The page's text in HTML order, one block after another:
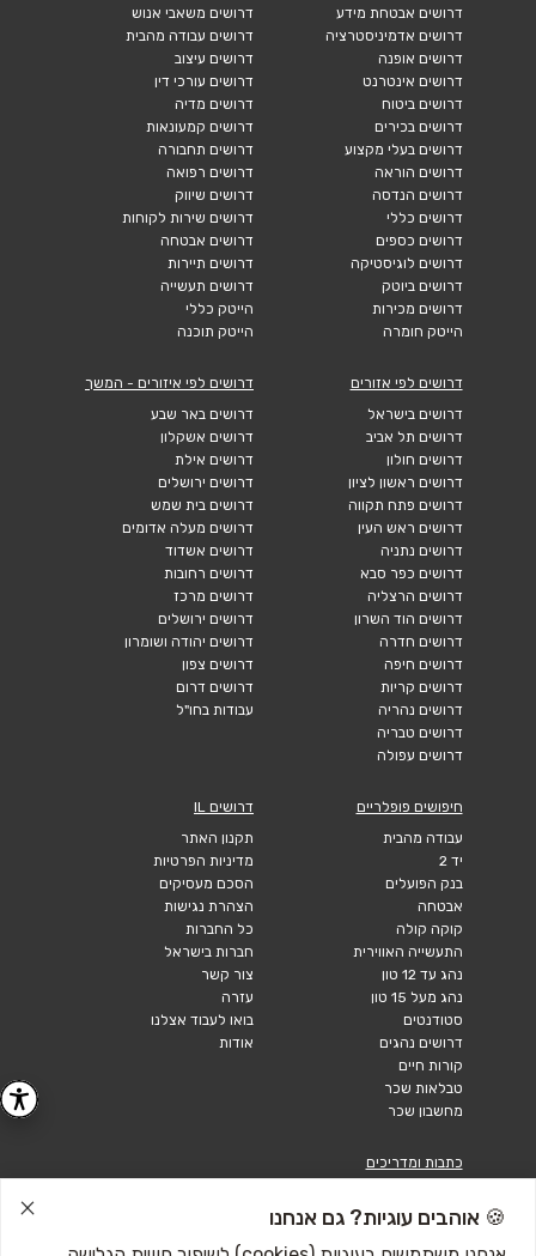
דרושים אבטחת מידע
דרושים אדמיניסטרציה
דרושים אופנה
דרושים אינטרנט
דרושים ביטוח
דרושים בכירים
דרושים בעלי מקצוע
דרושים הוראה
דרושים הנדסה
דרושים כללי
דרושים כספים
דרושים לוגיסטיקה
דרושים ביוטק
דרושים מכירות
הייטק חומרה
דרושים משאבי אנוש
דרושים עבודה מהבית
דרושים עיצוב
דרושים עורכי דין
דרושים מדיה
דרושים קמעונאות
דרושים תחבורה
דרושים רפואה
דרושים שיווק
דרושים שירות לקוחות
דרושים אבטחה
דרושים תיירות
דרושים תעשייה
הייטק כללי
הייטק תוכנה
דרושים לפי אזורים
דרושים בישראל
דרושים תל אביב
דרושים חולון
דרושים ראשון לציון
דרושים פתח תקווה
דרושים ראש העין
דרושים נתניה
דרושים כפר סבא
דרושים הרצליה
דרושים הוד השרון
דרושים חדרה
דרושים חיפה
דרושים קריות
דרושים נהריה
דרושים טבריה
דרושים עפולה
דרושים לפי איזורים - המשך
דרושים באר שבע
דרושים אשקלון
דרושים אילת
דרושים ירושלים
דרושים בית שמש
דרושים מעלה אדומים
דרושים אשדוד
דרושים רחובות
דרושים מרכז
דרושים ירושלים
דרושים יהודה ושומרון
דרושים צפון
דרושים דרום
עבודות בחו"ל
חיפושים פופלריים
עבודה מהבית
יד 2
בנק הפועלים
אבטחה
קוקה קולה
התעשייה האווירית
נהג עד 12 טון
נהג מעל 15 טון
סטודנטים
דרושים נהגים
קורות חיים
טבלאות שכר
מחשבון שכר
דרושים IL
תקנון האתר
מדיניות הפרטיות
הסכם מעסיקים
הצהרת נגישות
כל החברות
חברות בישראל
צור קשר
עזרה
בואו לעבוד אצלנו
אודות
כתבות ומדריכים
עבודה לנוער
🍪 אוהבים עוגיות? גם אנחנו